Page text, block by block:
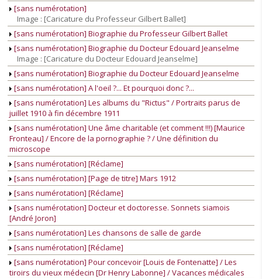
[sans numérotation]
Image : [Caricature du Professeur Gilbert Ballet]
[sans numérotation] Biographie du Professeur Gilbert Ballet
[sans numérotation] Biographie du Docteur Edouard Jeanselme
Image : [Caricature du Docteur Edouard Jeanselme]
[sans numérotation] Biographie du Docteur Edouard Jeanselme
[sans numérotation] A l'oeil ?... Et pourquoi donc ?...
[sans numérotation] Les albums du "Rictus" / Portraits parus de
juillet 1910 à fin décembre 1911
[sans numérotation] Une âme charitable (et comment !!!) [Maurice
Fronteau] / Encore de la pornographie ? / Une définition du
microscope
[sans numérotation] [Réclame]
[sans numérotation] [Page de titre] Mars 1912
[sans numérotation] [Réclame]
[sans numérotation] Docteur et doctoresse. Sonnets siamois
[André Joron]
[sans numérotation] Les chansons de salle de garde
[sans numérotation] [Réclame]
[sans numérotation] Pour concevoir [Louis de Fontenatte] / Les
tiroirs du vieux médecin [Dr Henry Labonne] / Vacances médicales